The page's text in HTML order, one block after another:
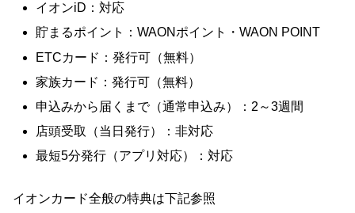
イオンiD：対応
貯まるポイント：WAONポイント・WAON POINT
ETCカード：発行可（無料）
家族カード：発行可（無料）
申込みから届くまで（通常申込み）：2～3週間
店頭受取（当日発行）：非対応
最短5分発行（アプリ対応）：対応
イオンカード全般の特典は下記参照